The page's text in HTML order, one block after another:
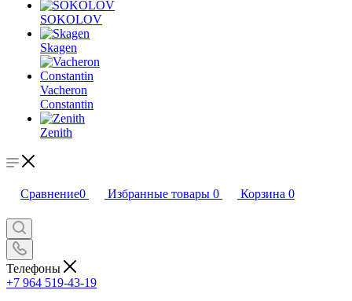
SOKOLOV
Skagen
Vacheron
Constantin
Zenith
Сравнение0 Избранные товары 0 Корзина 0
Телефоны
+7 964 519-43-19